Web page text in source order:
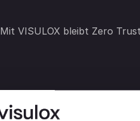
Mit VISULOX bleibt Zero